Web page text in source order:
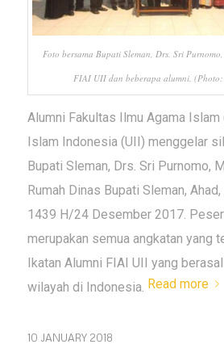
Foto bersama Bupati Sleman, Drs. Sri
FIAI UII dan beberapa alumni. (Photo:
Alumni Fakultas Ilmu Agama
Islam Indonesia (UII) menggelar
Bupati Sleman, Drs. Sri Purnomo,
Rumah Dinas Bupati Sleman, Ahad,
1439 H/24 Desember 2017.
merupakan semua angkatan yang
Ikatan Alumni FIAI UII yang
wilayah di Indonesia. Read more
10 JANUARY 2018